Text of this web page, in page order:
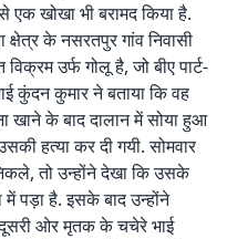
खोखा भी बरामद किया है.
के नसरतपुर गांव निवासी
उर्फ गोलू है, जो बीए पार्ट-
कुंदन कुमार ने बताया कि वह
खाने के बाद दालान में सोया हुआ
हत्या कर दी गयी. सोमवार
तो उन्होंने देखा कि उसके
पड़ा है. इसके बाद उन्होंने
दूसरी ओर मृतक के चचेरे भाई